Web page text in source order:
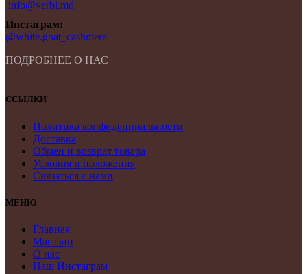
info@verbi.md
Инстаграм:
@white.goat_cashmere
ПОДРОБНЕЕ О НАС
ССЫЛКИ
Политика конфиденциальности
Доставка
Обмен и возврат товара
Условия и положения
Связаться с нами
МЕНЮ
Главная
Магазин
О нас
Наш Инстаграм